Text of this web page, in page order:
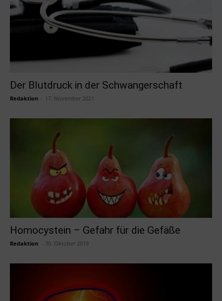
Der Blutdruck in der Schwangerschaft
Redaktion 17. November 2021
Homocystein – Gefahr für die Gefäße
Redaktion 30. Oktober 2019